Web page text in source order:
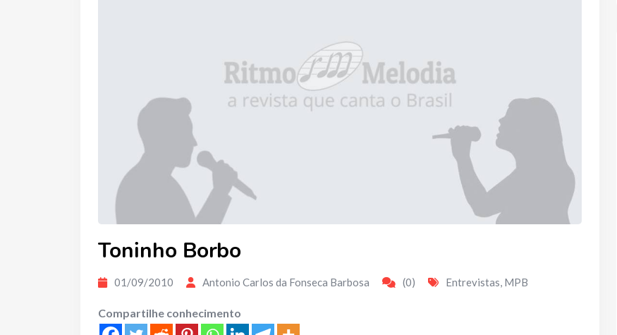
Toninho Borbo
01/09/2010 Antonio Carlos da Fonseca Barbosa (0) Entrevistas, MPB
Compartilhe conhecimento